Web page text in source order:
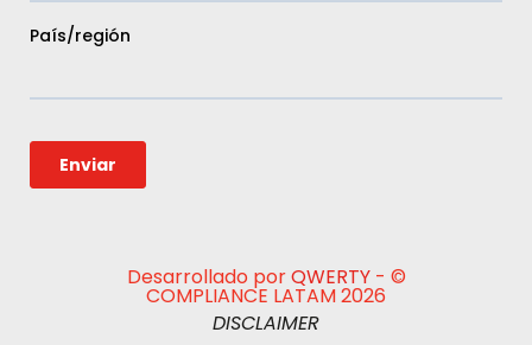
Desarrollado porQWERTY- ©
COMPLIANCE LATAM 2026
DISCLAIMER